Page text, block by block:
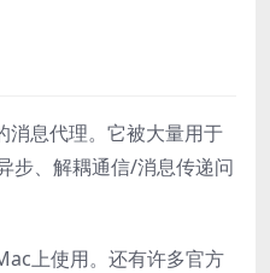
息代理。它被大量用于
步、解耦通信/消息传递问
上使用。还有许多官方